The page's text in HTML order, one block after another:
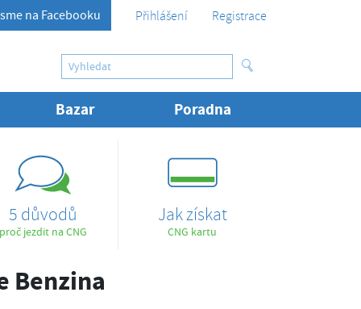
na Facebooku Přihlášení Registrace
Bazar Poradna
5 důvodů
proč jezdit na CNG
Jak získat
CNG kartu
Benzina